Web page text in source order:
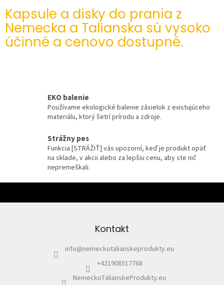
Kapsule a disky do prania z
Nemecka a Talianska sú vysoko
účinné a cenovo dostupné.
EKO balenie
Používame ekologické balenie zásielok z existujúceho
materiálu, ktorý šetrí prírodu a zdroje.
Strážny pes
Funkcia [STRÁŽIŤ] vás upozorní, keď je produkt opäť
na sklade, v akcii alebo za lepšiu cenu, aby ste nič
nepremeškali.
Kontakt
info@nemeckotalianskeprodukty.eu
+421908517768
NemeckoTalianskeProdukty.eu